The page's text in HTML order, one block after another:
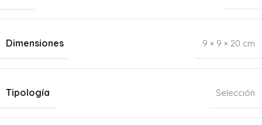
Dimensiones 9 × 9 × 20 cm
Tipología Selección